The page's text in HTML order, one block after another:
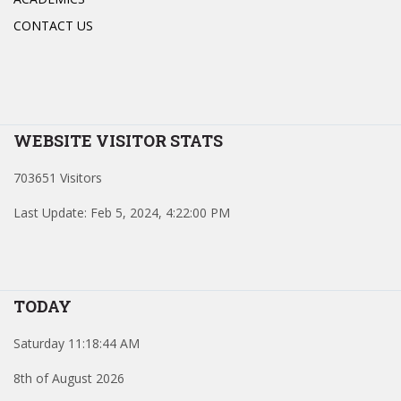
CONTACT US
WEBSITE VISITOR STATS
703651 Visitors
Last Update: Feb 5, 2024, 4:22:00 PM
TODAY
Saturday 11:18:44 AM
8th of August 2026